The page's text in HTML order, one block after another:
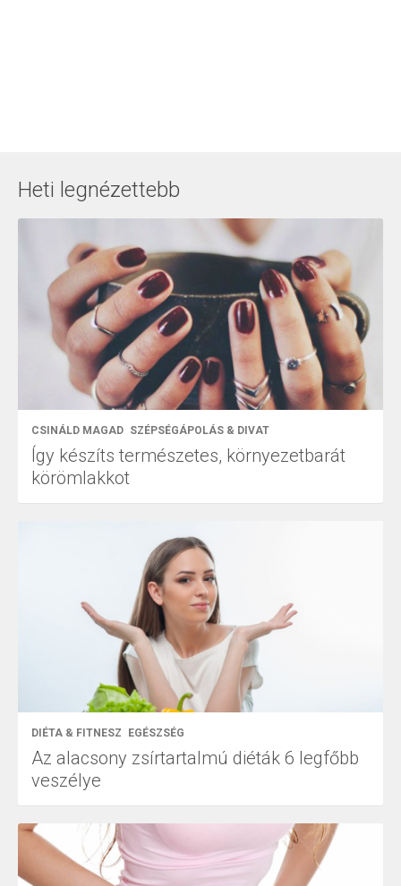
Heti legnézettebb
CSINÁLD MAGAD SZÉPSÉGÁPOLÁS & DIVAT
Így készíts természetes, környezetbarát
körömlakkot
DIÉTA & FITNESZ EGÉSZSÉG
Az alacsony zsírtartalmú diéták 6 legfőbb
veszélye